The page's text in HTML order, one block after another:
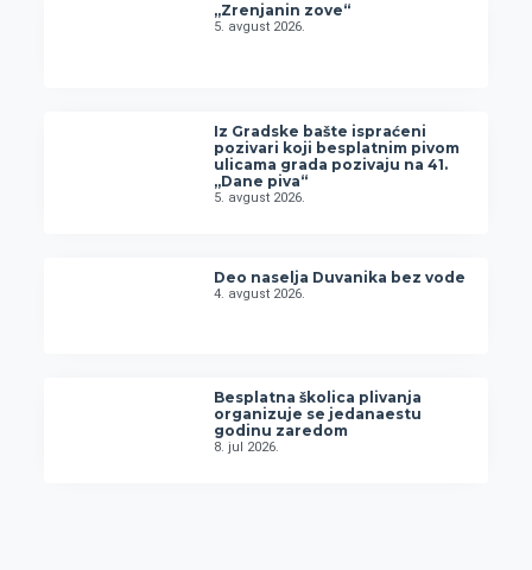
„Zrenjanin zove“
5. avgust 2026.
Iz Gradske bašte ispraćeni
pozivari koji besplatnim pivom
ulicama grada pozivaju na 41.
„Dane piva“
5. avgust 2026.
Deo naselja Duvanika bez vode
4. avgust 2026.
Besplatna školica plivanja
organizuje se jedanaestu
godinu zaredom
8. jul 2026.